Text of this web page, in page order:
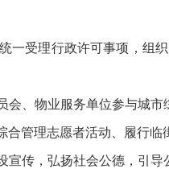
理行政许可事项，组织
物业服务单位参与城市
理志愿者活动、履行临
，弘扬社会公德，引导